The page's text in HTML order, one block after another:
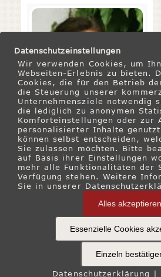
Lucia Holzhauer
mehr...
© 2002 - 2026 Dr. Thomas
Datenschutzeinstellungen
Wir verwenden Cookies, um
Webseiten-Erlebnis zu bieten.
Cookies, die für den Betrieb
die Steuerung unserer
Unternehmensziele notwendig
die lediglich zu anonymen
Komforteinstellungen oder zur
personalisierter Inhalte
können selbst entscheiden,
Sie zulassen möchten. Bitte
auf Basis ihrer Einstellungen
mehr alle Funktionalitäten der
Verfügung stehen. Weitere
Sie in unserer
Alles akzeptieren
Essenzielle Cookies
Einzeln
Datenschutzerklärung |